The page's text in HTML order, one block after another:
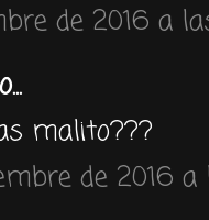
de 2016 a
malito???
de 2016 a